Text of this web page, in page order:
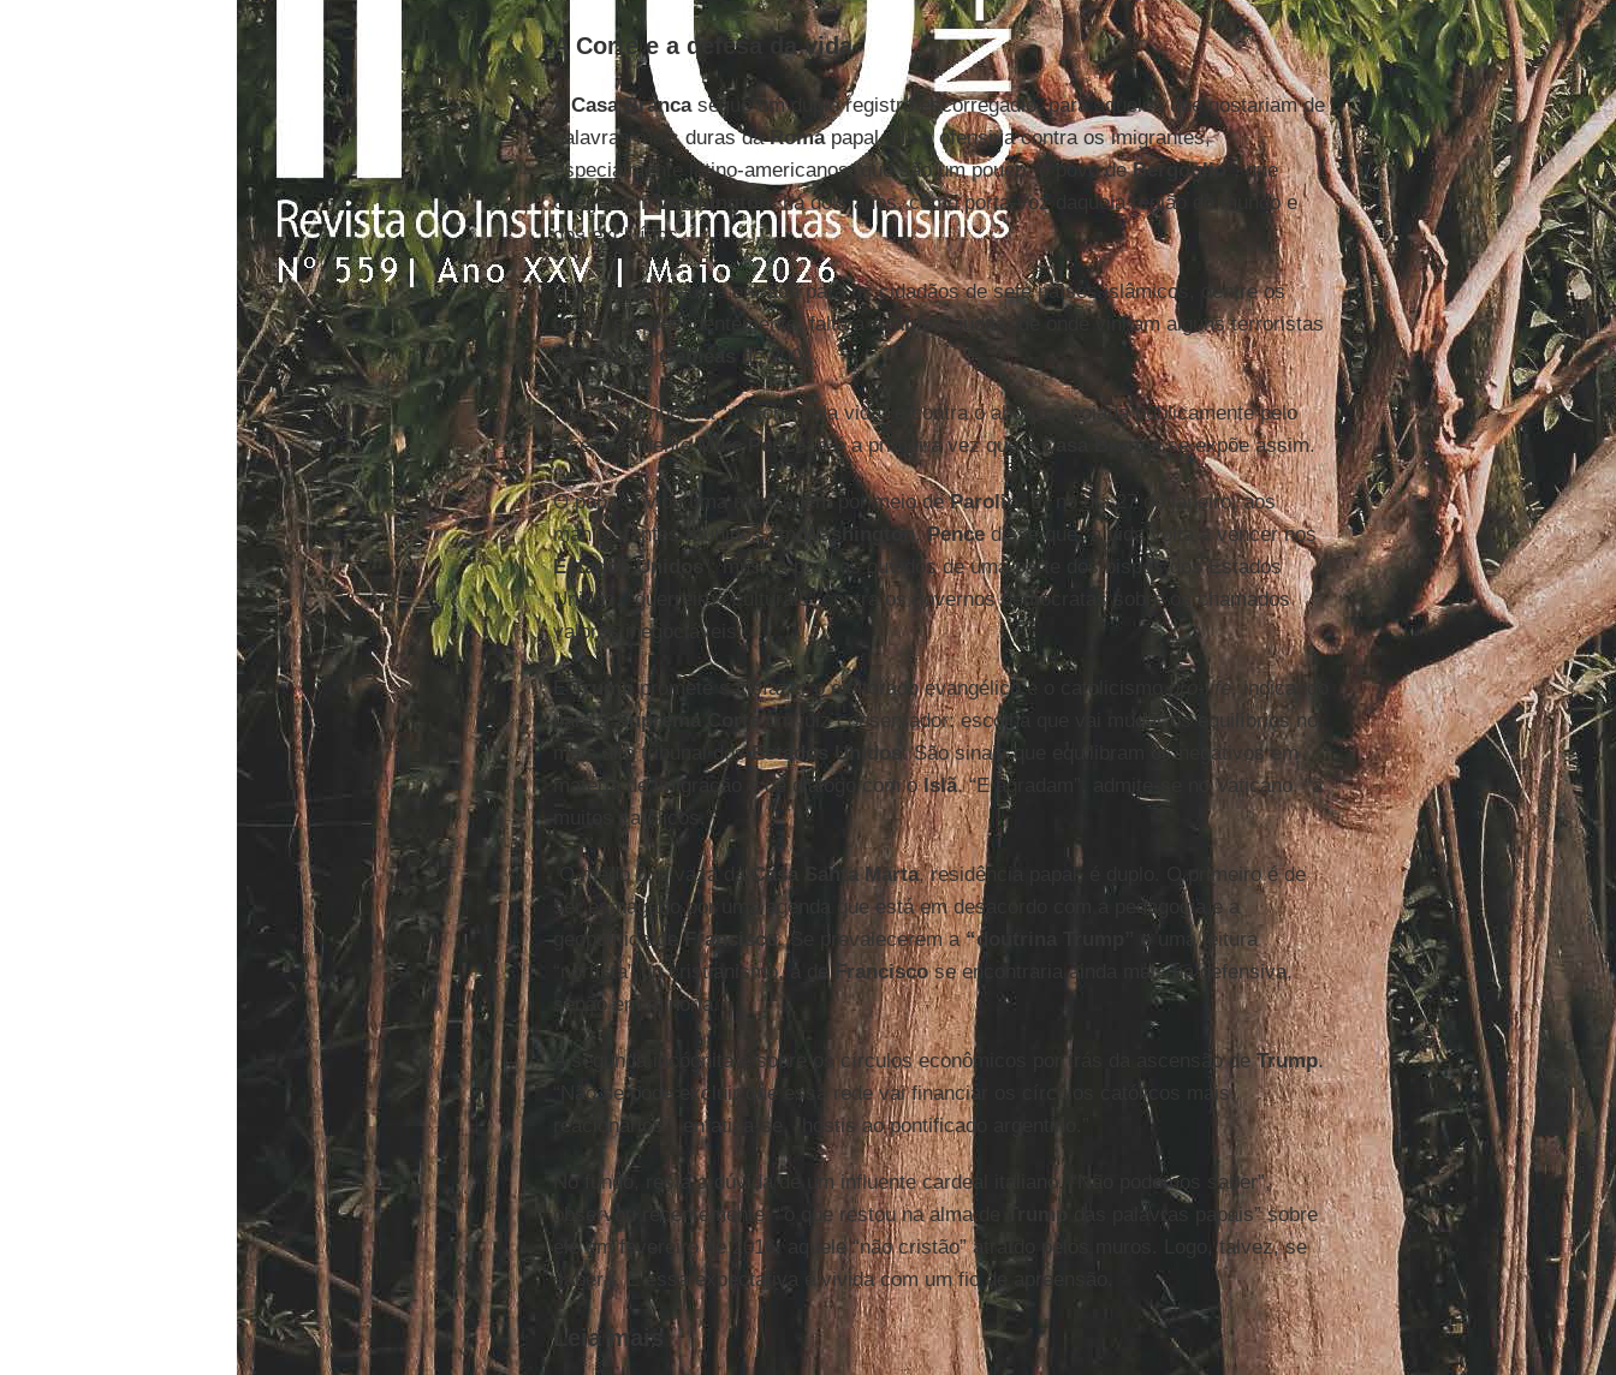
A Corte e a defesa da vida
A Casa Brancasegue um duplo registro escorregadio, para aqueles que gostariam de
palavras mais duras daRomapapal. Há a ofensiva contra os imigrantes,
especialmente latino-americanos, que são um pouco “o povo deBergoglio ”, que
chegou emWashington , há dois anos, como porta-voz daquela região do mundo e
dos excluídos.
E há a proibição de entrada para os cidadãos de sete países islâmicos, dentre os
quais, surpreendentemente, falta a Arábia
Saudita, de onde vinham alguns terroristas
dasTorres Gêmeas de 2001.
Mas há também a “marcha pela vida” e contra o aborto, apoiada publicamente pelo
vice-presidenteMike Pence : e é a primeira vez que a Casa Brancase expõe assim.
O papa enviou uma mensagem por meio deParolin. E, no dia 27 de janeiro, aos
manifestantes reunidos em Washington,Pencedisse que “a vida volta a vencer nos
Estados Unidos
”: música para os ouvidos de uma parte dos bispos dos Estados
Unidos, “guerreiros culturais” contra os governos democratas sobre os chamados
valores inegociáveis.
ETrump promete satisfazer o eleitorado evangélico e o catolicismopro-life, indicando
para aSuprema Corteum juiz conservador: escolha que vai mudar os equilíbrios no
mais alto tribunal dosEstados Unidos . São sinais que equilibram os negativos em
matéria de imigração e de diálogo com oIslã. “E agradam”, admite-se no Vaticano, “a
muitos católicos.”
O medo que vaza da Casa Santa Marta, residência papal, é duplo. O primeiro é de
ser esmagado por uma agenda que está em desacordo com a pedagogia e a
geopolítica deFrancisco. Se prevalecerem a“doutrina Trump”
e uma leitura
“nortista” do cristianismo, a de Franciscose encontraria ainda mais na defensiva,
senão em minoria.
A segunda incógnita é sobre os círculos econômicos por trás da ascensão de Trump.
“Não se pode excluir que essa rede vai financiar os círculos católicos mais
reacionários”, enfatiza-se, “hostis ao pontificado argentino.”
No fundo, resta a dúvida de um influente cardeal italiano. “Não podemos saber”,
observou recentemente, “o que restou na alma de
Trump
das palavras papais” sobre
ele em fevereiro de 2016: aquele “não cristão” atraído pelos muros. Logo, talvez, se
saberá. E essa expectativa é vivida com um fio de apreensão.
Leia mais